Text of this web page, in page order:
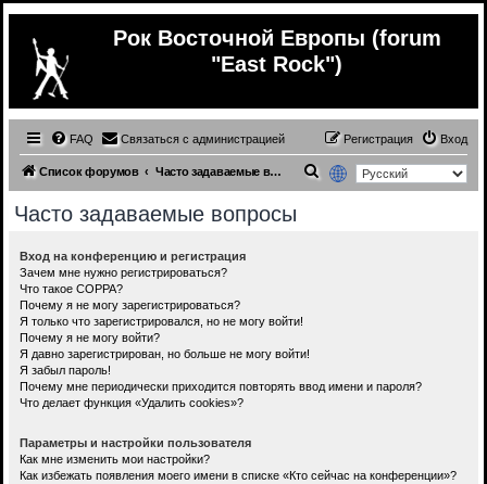
Рок Восточной Европы (forum
"East Rock")
FAQ Связаться с администрацией Вход
Регистрация
Список форумов Часто задаваемые вопросы
Часто задаваемые вопросы
Вход на конференцию и регистрация
Зачем мне нужно регистрироваться?
Что такое COPPA?
Почему я не могу зарегистрироваться?
Я только что зарегистрировался, но не могу войти!
Почему я не могу войти?
Я давно зарегистрирован, но больше не могу войти!
Я забыл пароль!
Почему мне периодически приходится повторять ввод имени и пароля?
Что делает функция «Удалить cookies»?
Параметры и настройки пользователя
Как мне изменить мои настройки?
Как избежать появления моего имени в списке «Кто сейчас на конференции»?